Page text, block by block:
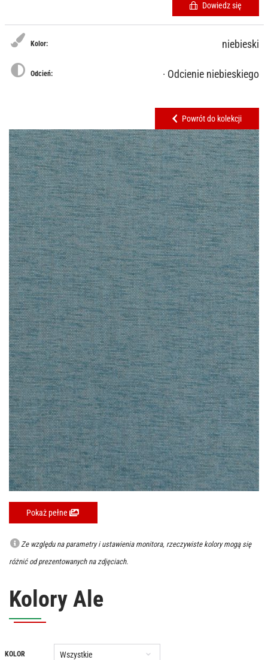
Dowiedz się
Kolor: niebieski
Odcień: · Odcienie niebieskiego
Powrót do kolekcji
Pokaż pełne
Ze względu na parametry i ustawienia monitora, rzeczywiste kolory mogą się
różnić od prezentowanych na zdjęciach.
Kolory Ale
KOLOR Wszystkie